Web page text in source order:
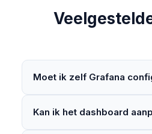
Moet ik zelf Grafana
Kan ik het dashboard